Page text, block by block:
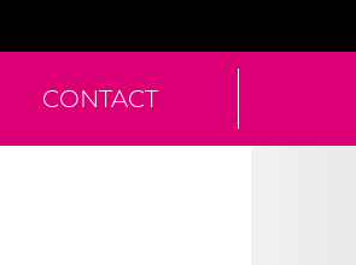
CONTACT